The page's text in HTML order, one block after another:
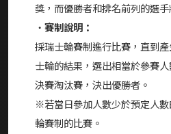
獎，而優勝者和排名前列的選
・ 賽制說明：
採瑞士輪賽制進行比賽，直到
士輪的結果，選出相當於參賽
決賽淘汰賽，決出優勝者。
※若當日參加人數少於預定人
輪賽制的比賽。